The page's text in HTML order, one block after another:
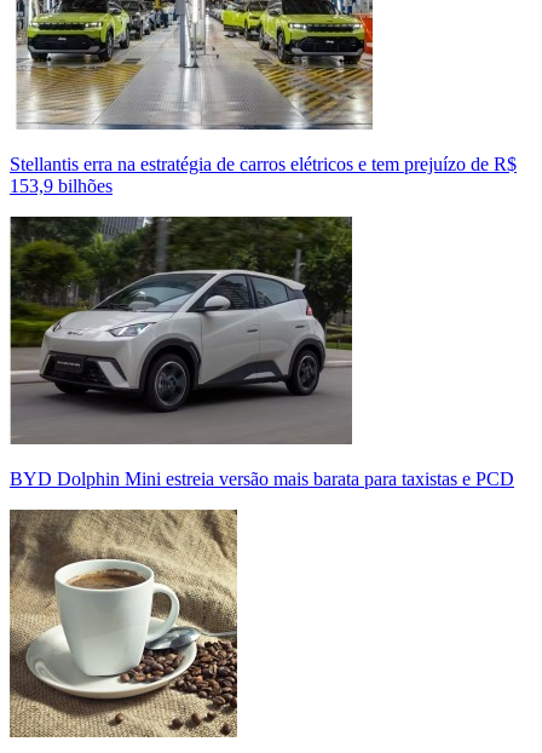
Stellantis erra na estratégia de carros elétricos e tem prejuízo de R$
153,9 bilhões
BYD Dolphin Mini estreia versão mais barata para taxistas e PCD